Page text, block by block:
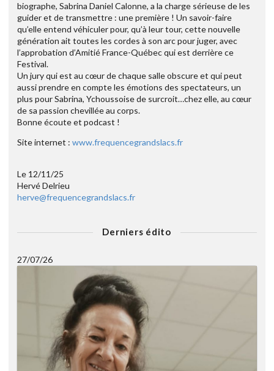
biographe, Sabrina Daniel Calonne, a la charge sérieuse de les
guider et de transmettre : une première ! Un savoir-faire
qu’elle entend véhiculer pour, qu’à leur tour, cette nouvelle
génération ait toutes les cordes à son arc pour juger, avec
l’approbation d’Amitié France-Québec qui est derrière ce
Festival.
Un jury qui est au cœur de chaque salle obscure et qui peut
aussi prendre en compte les émotions des spectateurs, un
plus pour Sabrina, Ychoussoise de surcroit…chez elle, au cœur
de sa passion chevillée au corps.
Bonne écoute et podcast !
Site internet : www.frequencegrandslacs.fr
Le 12/11/25
Hervé Delrieu
herve@frequencegrandslacs.fr
Derniers édito
27/07/26